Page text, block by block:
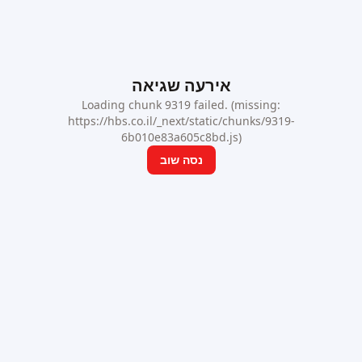
אירעה שגיאה
Loading chunk 9319 failed. (missing:
https://hbs.co.il/_next/static/chunks/9319-
6b010e83a605c8bd.js)